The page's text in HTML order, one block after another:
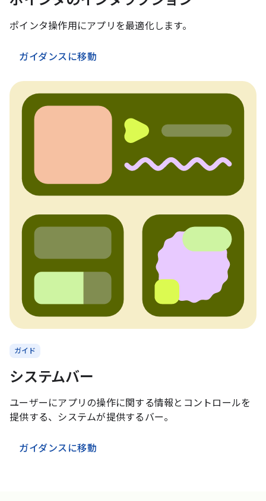
ポインタ操作用にアプリを最適化します。
ガイダンスに移動
ガイド
システムバー
ユーザーにアプリの操作に関する情報とコントロールを
提供する、システムが提供するバー。
ガイダンスに移動